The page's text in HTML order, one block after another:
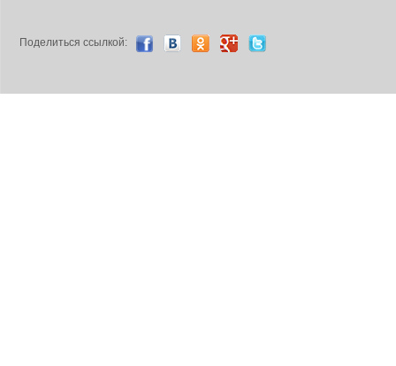
Поделиться ccылкой: